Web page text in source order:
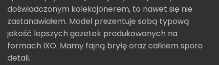
doświadczonym kolekcjonerem, to nawet się nie
zastanawiałem. Model prezentuje sobą typową
jakość lepszych gazetek produkowanych na
formach IXO. Mamy fajną bryłę oraz całkiem sporo
detali.